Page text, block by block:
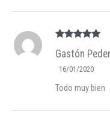
5de 5
Gastón
16/01/2020
Todo muy bien